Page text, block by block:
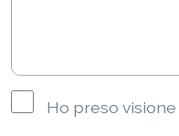
Ho preso visione